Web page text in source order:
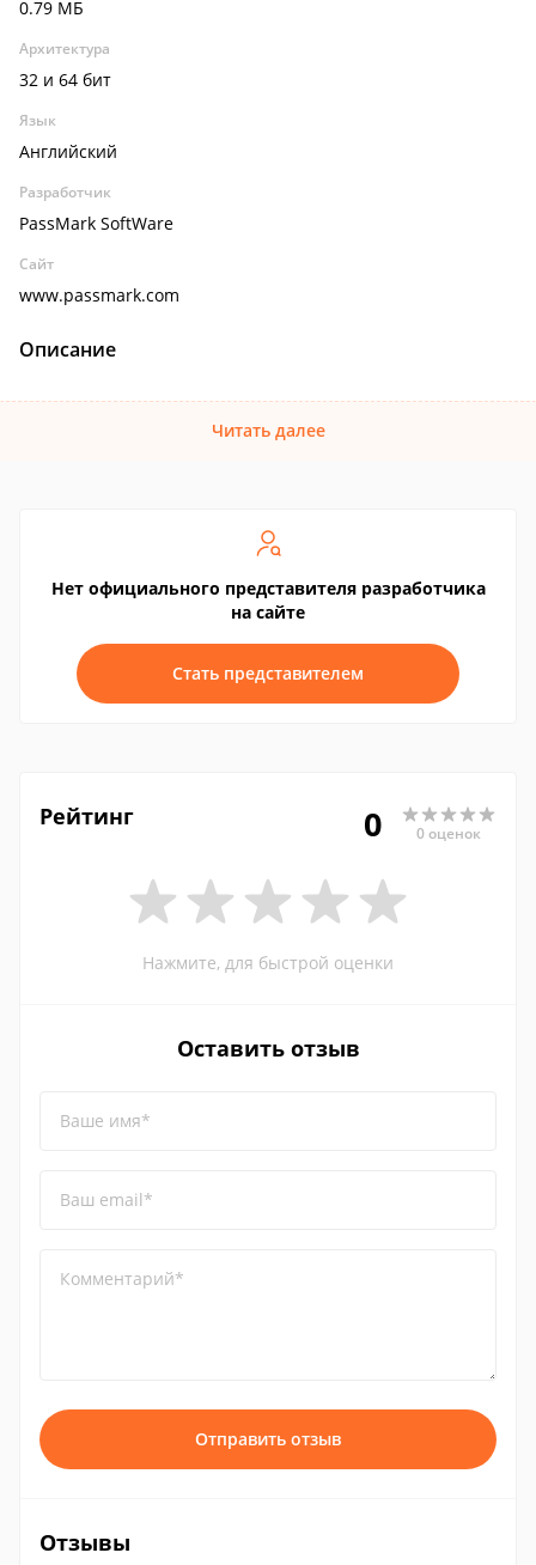
0.79 МБ
Архитектура
32 и 64 бит
Язык
Английский
Разработчик
PassMark SoftWare
Сайт
www.passmark.com
Описание
Читать далее
Нет официального представителя разработчика
на сайте
Стать представителем
Рейтинг 0 0 оценок
Нажмите, для быстрой оценки
Оставить отзыв
Ваше имя*
Ваш email*
Комментарий*
Отправить отзыв
Отзывы